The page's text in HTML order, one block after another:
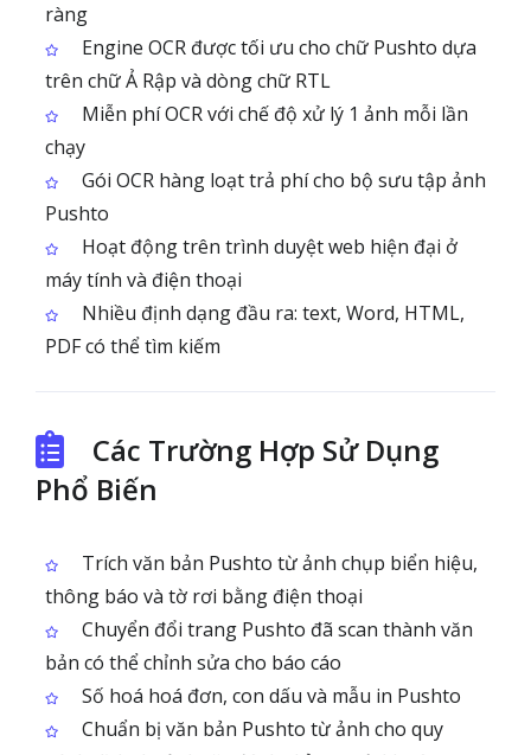
ràng
Engine OCR được tối ưu cho chữ Pushto dựa
trên chữ Ả Rập và dòng chữ RTL
Miễn phí OCR với chế độ xử lý 1 ảnh mỗi lần
chạy
Gói OCR hàng loạt trả phí cho bộ sưu tập ảnh
Pushto
Hoạt động trên trình duyệt web hiện đại ở
máy tính và điện thoại
Nhiều định dạng đầu ra: text, Word, HTML,
PDF có thể tìm kiếm
Các Trường Hợp Sử Dụng
Phổ Biến
Trích văn bản Pushto từ ảnh chụp biển hiệu,
thông báo và tờ rơi bằng điện thoại
Chuyển đổi trang Pushto đã scan thành văn
bản có thể chỉnh sửa cho báo cáo
Số hoá hoá đơn, con dấu và mẫu in Pushto
Chuẩn bị văn bản Pushto từ ảnh cho quy